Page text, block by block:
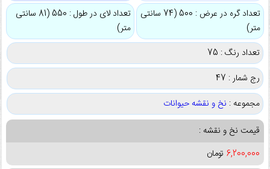
تعداد گره در عرض : 500 (74 سانتی
متر)
تعداد لای در طول : 550 (81 سانتی
متر)
تعداد رنگ : 75
رج شمار : 47
مجموعه : نخ و نقشه حیوانات
قیمت نخ و نقشه :
6,200,000 تومان